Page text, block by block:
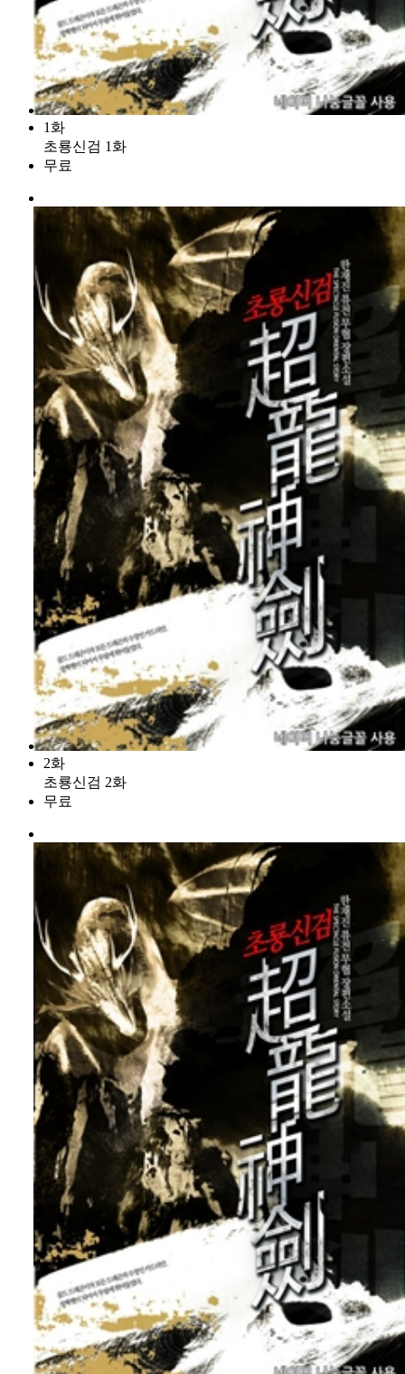
1화
초룡신검 1화
무료
2화
초룡신검 2화
무료